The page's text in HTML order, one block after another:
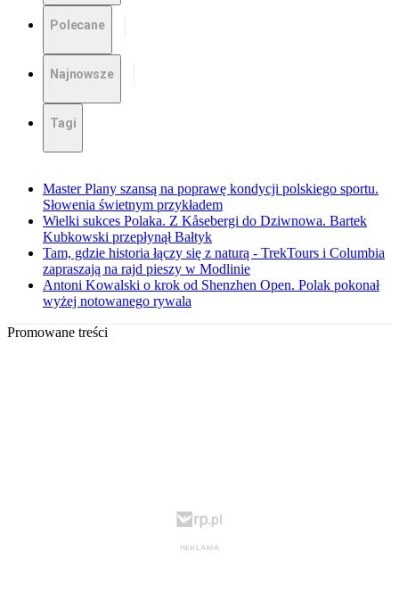
Polecane
Najnowsze
Tagi
Master Plany szansą na poprawę kondycji polskiego sportu.
Słowenia świetnym przykładem
Wielki sukces Polaka. Z Kåsebergi do Dziwnowa. Bartek
Kubkowski przepłynął Bałtyk
Tam, gdzie historia łączy się z naturą - TrekTours i Columbia
zapraszają na rajd pieszy w Modlinie
Antoni Kowalski o krok od Shenzhen Open. Polak pokonał
wyżej notowanego rywala
Promowane treści